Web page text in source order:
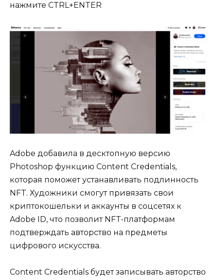
нажмите CTRL+ENTER
Adobe добавила в десктопную версию
Photoshop функцию Content Credentials,
которая поможет устанавливать подлинность
NFT. Художники смогут привязать свои
криптокошельки и аккаунты в соцсетях к
Adobe ID, что позволит NFT-платформам
подтверждать авторство на предметы
цифрового искусства.
Content Credentials будет записывать авторство